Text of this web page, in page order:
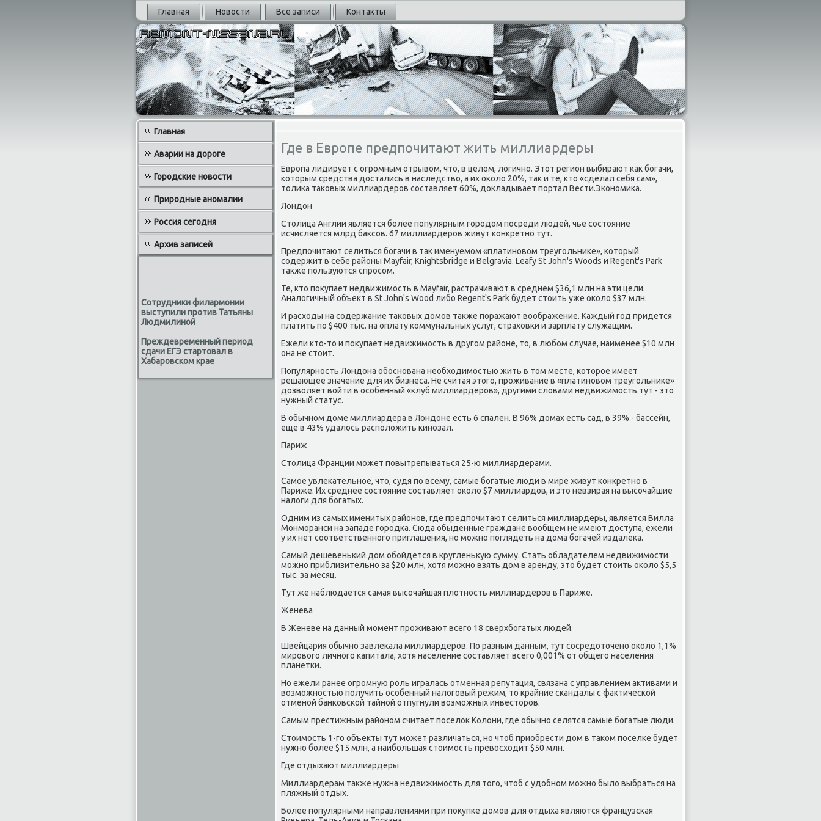
Главная Новости Все записи Контакты
Главная
Аварии на дороге
Городские новости
Природные аномалии
Россия сегодня
Архив записей
Сотрудники филармонии
выступили против Татьяны
Людмилиной
Преждевременный период
сдачи ЕГЭ стартовал в
Хабаровском крае
Где в Европе предпочитают жить миллиардеры
Европа лидирует с огромным отрывом, что, в целом, логично. Этот регион выбирают как богачи,
которым средства достались в наследство, а их около 20%, так и те, кто «сделал себя сам»,
толика таковых миллиардеров составляет 60%, докладывает портал Вести.Экономика.
Лондон
Столица Англии является более популярным городом посреди людей, чье состояние
исчисляется млрд баксов. 67 миллиардеров живут конкретно тут.
Предпочитают селиться богачи в так именуемом «платиновом треугольнике», который
содержит в себе районы Mayfair, Knightsbridge и Belgravia. Leafy St John's Woods и Regent's Park
также пользуются спросом.
Те, кто покупает недвижимость в Mayfair, растрачивают в среднем $36,1 млн на эти цели.
Аналогичный объект в St John's Wood либо Regent's Park будет стоить уже около $37 млн.
И расходы на содержание таковых домов также поражают воображение. Каждый год придется
платить по $400 тыс. на оплату коммунальных услуг, страховки и зарплату служащим.
Ежели кто-то и покупает недвижимость в другом районе, то, в любом случае, наименее $10 млн
она не стоит.
Популярность Лондона обоснована необходимостью жить в том месте, которое имеет
решающее значение для их бизнеса. Не считая этого, проживание в «платиновом треугольнике»
дозволяет войти в особенный «клуб миллиардеров», другими словами недвижимость тут - это
нужный статус.
В обычном доме миллиардера в Лондоне есть 6 спален. В 96% домах есть сад, в 39% - бассейн,
еще в 43% удалось расположить кинозал.
Париж
Столица Франции может повытрепываться 25-ю миллиардерами.
Самое увлекательное, что, судя по всему, самые богатые люди в мире живут конкретно в
Париже. Их среднее состояние составляет около $7 миллиардов, и это невзирая на высочайшие
налоги для богатых.
Одним из самых именитых районов, где предпочитают селиться миллиардеры, является Вилла
Монморанси на западе городка. Сюда обыденные граждане вообщем не имеют доступа, ежели
у их нет соответственного приглашения, но можно поглядеть на дома богачей издалека.
Самый дешевенький дом обойдется в кругленькую сумму. Стать обладателем недвижимости
можно приблизительно за $20 млн, хотя можно взять дом в аренду, это будет стоить около $5,5
тыс. за месяц.
Тут же наблюдается самая высочайшая плотность миллиардеров в Париже.
Женева
В Женеве на данный момент проживают всего 18 сверхбогатых людей.
Швейцария обычно завлекала миллиардеров. По разным данным, тут сосредоточено около 1,1%
мирового личного капитала, хотя население составляет всего 0,001% от общего населения
планетки.
Но ежели ранее огромную роль игралась отменная репутация, связана с управлением активами и
возможностью получить особенный налоговый режим, то крайние скандалы с фактической
отменой банковской тайной отпугнули возможных инвесторов.
Самым престижным районом считает поселок Колони, где обычно селятся самые богатые люди.
Стоимость 1-го объекты тут может различаться, но чтоб приобрести дом в таком поселке будет
нужно более $15 млн, а наибольшая стоимость превосходит $50 млн.
Где отдыхают миллиардеры
Миллиардерам также нужна недвижимость для того, чтоб с удобном можно было выбраться на
пляжный отдых.
Более популярными направлениями при покупке домов для отдыха являются французская